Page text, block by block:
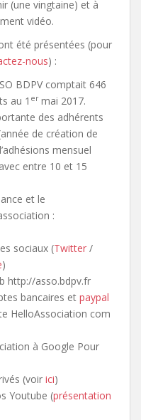
(une vingtaine) et à
vidéo.
été présentées (pour
nous) :
BDPV comptait 646
au 1 ermai 2017.
des adhérents
de création de
mensuel
entre 10 et 15
et le
:
sociaux (Twitter /
)
http://asso.bdpv.fr
bancaires et paypal
HelloAssociation com
à Google Pour
(voir ici)
Youtube (présentation